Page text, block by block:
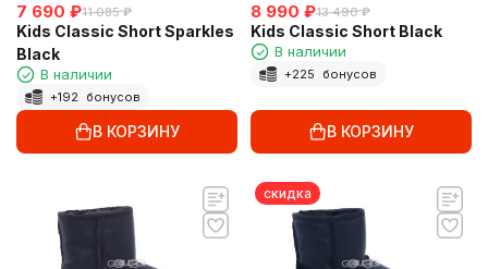
7 690 ₽11 085 ₽
Kids Classic Short Sparkles
Black
В наличии
+192 бонусов
В КОРЗИНУ
8 990 ₽13 490 ₽
Kids Classic Short Black
В наличии
+225 бонусов
В КОРЗИНУ
скидка